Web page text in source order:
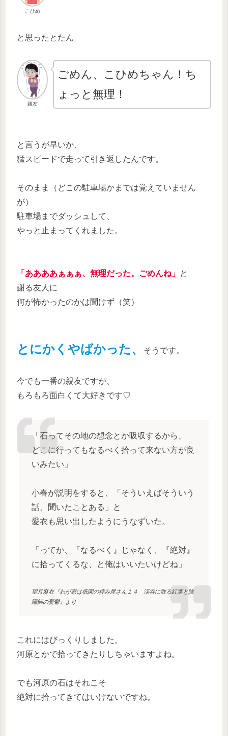
こひめ
と思ったとたん
親友
ごめん、こひめちゃん！ち
ょっと無理！
と言うが早いか、
猛スピードで走って引き返したんです。
そのまま（どこの駐車場かまでは覚えていません
が）
駐車場までダッシュして、
やっと止まってくれました。
「ああああぁぁぁ、無理だった。ごめんね」 と
謝る友人に
何が怖かったのかは聞けず（笑）
とにかくやばかった、 そうです。
今でも一番の親友ですが、
もろもろ面白くて大好きです♡
「石ってその地の想念とか吸収するから、
どこに行ってもなるべく拾って来ない方が良
いみたい」
小春が説明をすると、「そういえばそういう
話、聞いたことある」と
愛衣も思い出したようにうなずいた。
「ってか、『なるべく』じゃなく、『絶対』
に拾ってくるな、と俺はいいたいけどね」
望月麻衣『わが家は祇園の拝み屋さん１４ 渓谷に散る紅葉と陰
陽師の憂鬱』より
これにはびっくりしました。
河原とかで拾ってきたりしちゃいますよね。
でも河原の石はそれこそ
絶対に拾ってきてはいけないですね。